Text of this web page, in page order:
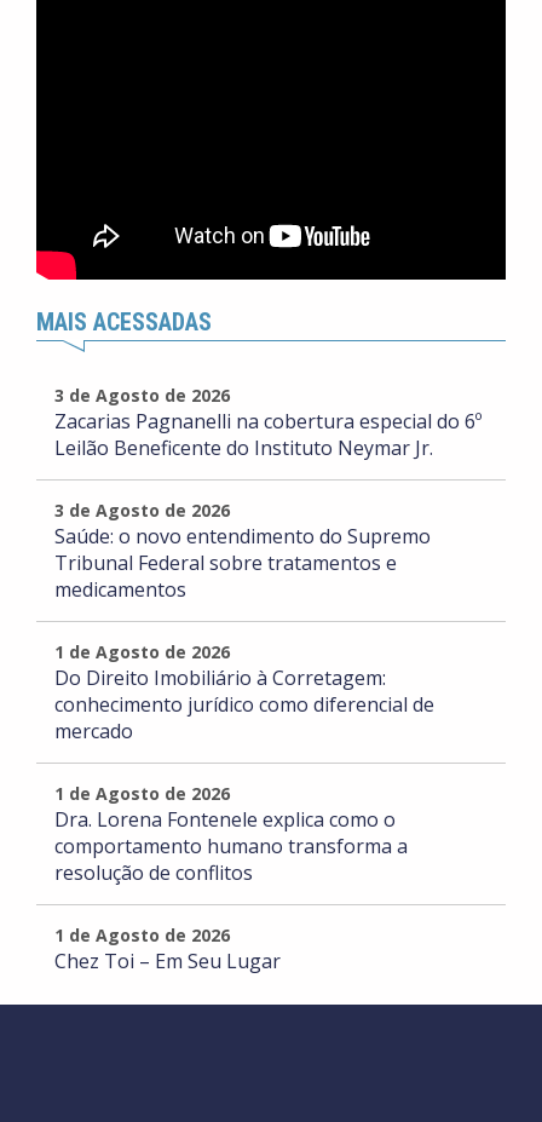
MAIS ACESSADAS
3 de Agosto de 2026
Zacarias Pagnanelli na cobertura especial do 6º
Leilão Beneficente do Instituto Neymar Jr.
3 de Agosto de 2026
Saúde: o novo entendimento do Supremo
Tribunal Federal sobre tratamentos e
medicamentos
1 de Agosto de 2026
Do Direito Imobiliário à Corretagem:
conhecimento jurídico como diferencial de
mercado
1 de Agosto de 2026
Dra. Lorena Fontenele explica como o
comportamento humano transforma a
resolução de conflitos
1 de Agosto de 2026
Chez Toi – Em Seu Lugar